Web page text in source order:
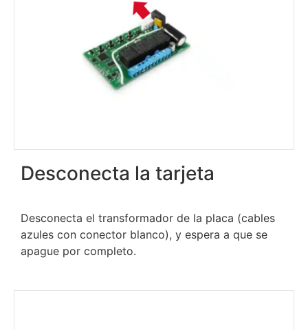
Desconecta la tarjeta
Desconecta el transformador de la placa (cables
azules con conector blanco), y espera a que se
apague por completo.